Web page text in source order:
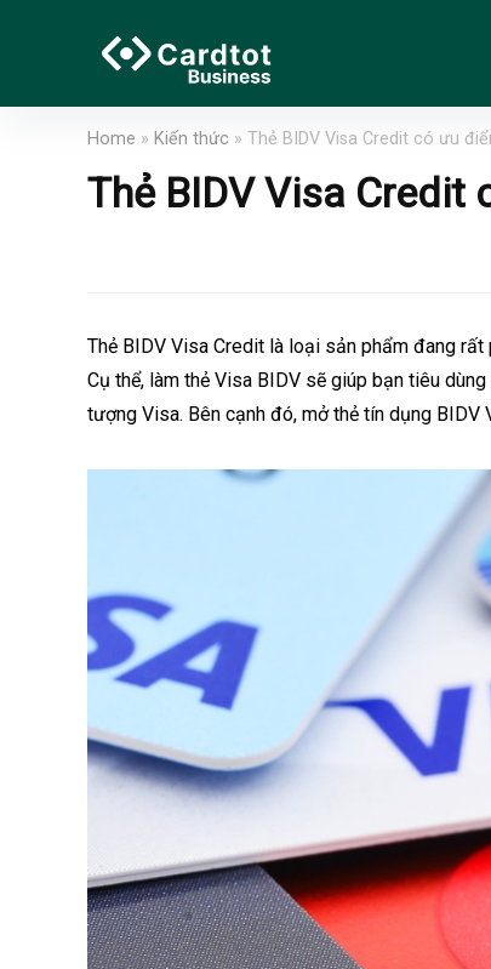
Home » Kiến thức » Thẻ BIDV Visa Credit có ưu
Thẻ BIDV Visa Credit
Thẻ BIDV Visa Credit là loại sản phẩm đang
Cụ thể, làm thẻ Visa BIDV sẽ giúp bạn tiêu
tượng Visa. Bên cạnh đó, mở thẻ tín dụng